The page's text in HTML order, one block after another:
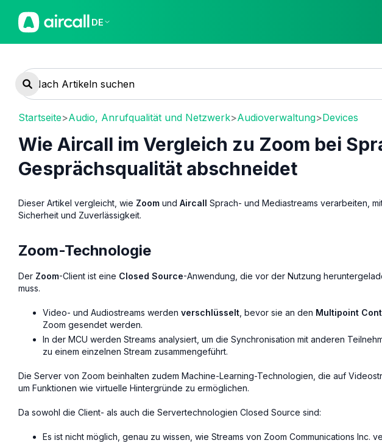
DE
Startseite>Audio, Anrufqualität und Netzwerk>Audioverwaltung>Devices
Wie Aircall im Vergleich zu Zoom bei
Gesprächsqualität abschneidet
Dieser Artikel vergleicht, wie Zoom und Aircall Sprach- und Mediastreams verarbeiten,
Sicherheit und Zuverlässigkeit.
Zoom-Technologie
Der Zoom-Client ist eine Closed Source-Anwendung, die vor der Nutzung
muss.
Video- und Audiostreams werden verschlüsselt , bevor sie an den Multipoint
Zoom gesendet werden.
In der MCU werden Streams analysiert, um die Synchronisation mit anderen
zu einem einzelnen Stream zusammengeführt.
Die Server von Zoom beinhalten zudem Machine-Learning-Technologien, die auf
um Funktionen wie virtuelle Hintergründe zu ermöglichen.
Da sowohl die Client- als auch die Servertechnologien Closed Source sind:
Es ist nicht möglich, genau zu wissen, wie Streams von Zoom Communications Inc.